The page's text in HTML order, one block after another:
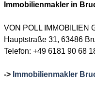
Immobilienmakler in
VON POLL IMMOBILIEN
Hauptstraße 31, 63486
Telefon: +49 6181 90 68
-> Immobilienmakler